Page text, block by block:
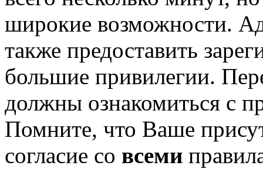
широкие возможности.
также предоставить
большие привилегии.
должны ознакомиться с
Помните, что Ваше
согласие со всеми